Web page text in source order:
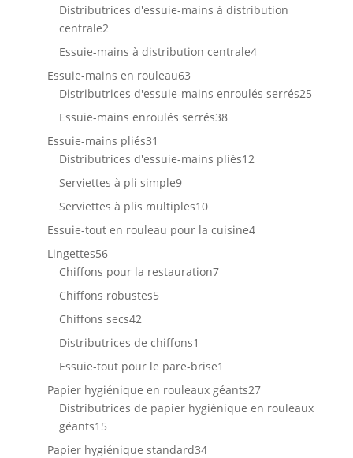
produits
Distributrices d'essuie-mains à distribution
centrale22
produits
Essuie-mains à distribution centrale44
Essuie-mains en rouleau6363
produits
Distributrices d'essuie-mains enroulés serrés2525
Essuie-mains enroulés serrés3838
Essuie-mains pliés31
produits
Distributrices d'essuie-mains pliés1212
Serviettes à pli simple99
produits
Serviettes à plis multiples1010
produits
Essuie-tout en rouleau pour la cuisine44
Lingettes5656
produits
Chiffons pour la restauration77
Chiffons robustes55
Chiffons secs4242
produits
Distributrices de chiffons1
produit
Essuie-tout pour le pare-brise1
produit
Papier hygiénique en rouleaux géants2727
produits
Distributrices de papier hygiénique en rouleaux
géants1515
produits
Papier hygiénique standard3434